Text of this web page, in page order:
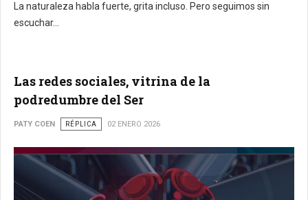
La naturaleza habla fuerte, grita incluso. Pero seguimos sin
escuchar...
Las redes sociales, vitrina de la
podredumbre del Ser
PATY COEN RÉPLICA 02 ENERO 2026